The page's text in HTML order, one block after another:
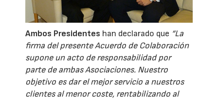
Ambos Presidentes han declarado que “La
firma del presente Acuerdo de Colaboración
supone un acto de responsabilidad por
parte de ambas Asociaciones. Nuestro
objetivo es dar el mejor servicio a nuestros
clientes al menor coste, rentabilizando al